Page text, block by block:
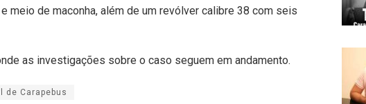
meio de maconha, além de um revólver calibre 38 com seis
as investigações sobre o caso seguem em andamento.
de Carapebus